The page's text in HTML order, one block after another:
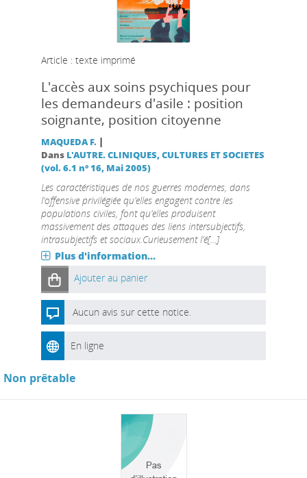
Article : texte imprimé
L'accès aux soins psychiques pour
les demandeurs d'asile : position
soignante, position citoyenne
MAQUEDA F. |
Dans L'AUTRE. CLINIQUES, CULTURES ET SOCIETES
(vol. 6.1 n° 16, Mai 2005)
Les caractéristiques de nos guerres modernes, dans
l’offensive privilégiée qu’elles engagent contre les
populations civiles, font qu’elles produisent
massivement des attaques des liens intersubjectifs,
intrasubjectifs et sociaux.Curieusement l’é[...]
Plus d'information...
Ajouter au panier
Aucun avis sur cette notice.
En ligne
Non prêtable